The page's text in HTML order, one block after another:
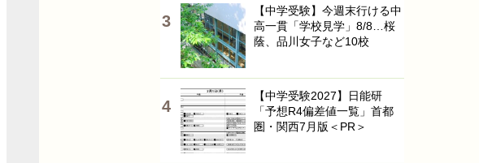
【中学受験】今週末行ける中
高一貫「学校見学」8/8…桜
蔭、品川女子など10校
【中学受験2027】日能研
「予想R4偏差値一覧」首都
圏・関西7月版＜PR＞